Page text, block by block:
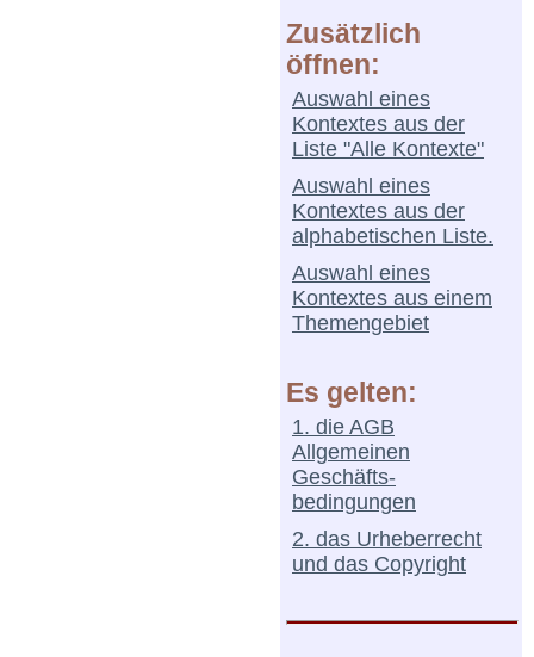
Zusätzlich
öffnen:
Auswahl eines
Kontextes aus der
Liste "Alle Kontexte"
Auswahl eines
Kontextes aus der
alphabetischen Liste.
Auswahl eines
Kontextes aus einem
Themengebiet
Es gelten:
1. die AGB
Allgemeinen
Geschäfts-
bedingungen
2. das Urheberrecht
und das Copyright